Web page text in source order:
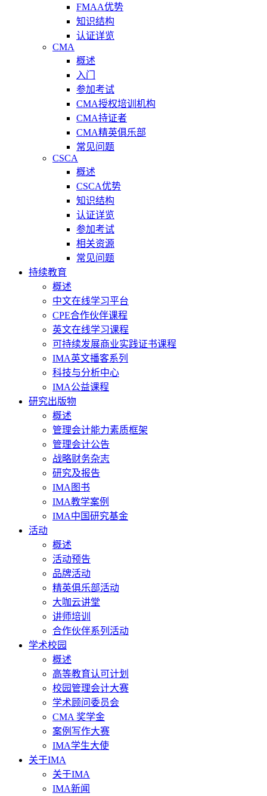
FMAA优势
知识结构
认证详览
CMA
概述
入门
参加考试
CMA授权培训机构
CMA持证者
CMA精英俱乐部
常见问题
CSCA
概述
CSCA优势
知识结构
认证详览
参加考试
相关资源
常见问题
持续教育
概述
中文在线学习平台
CPE合作伙伴课程
英文在线学习课程
可持续发展商业实践证书课程
IMA英文播客系列
科技与分析中心
IMA公益课程
研究出版物
概述
管理会计能力素质框架
管理会计公告
战略财务杂志
研究及报告
IMA图书
IMA教学案例
IMA中国研究基金
活动
概述
活动预告
品牌活动
精英俱乐部活动
大咖云讲堂
讲师培训
合作伙伴系列活动
学术校园
概述
高等教育认可计划
校园管理会计大赛
学术顾问委员会
CMA 奖学金
案例写作大赛
IMA学生大使
关于IMA
关于IMA
IMA新闻